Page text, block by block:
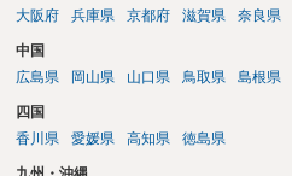
大阪府
兵庫県 京都府 滋賀県 奈良県
中国
広島県
岡山県 山口県 鳥取県 島根県
四国
香川県
愛媛県 高知県 徳島県